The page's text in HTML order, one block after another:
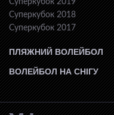
Суперкубок 2019
Суперкубок 2018
Суперкубок 2017
ПЛЯЖНИЙ ВОЛЕЙБОЛ
ВОЛЕЙБОЛ НА СНІГУ